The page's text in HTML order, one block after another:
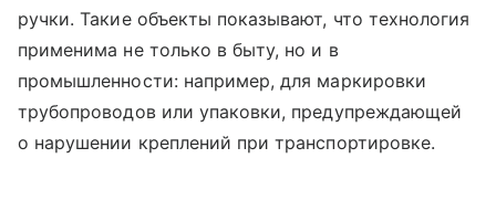
ручки. Такие объекты показывают, что технология
применима не только в быту, но и в
промышленности: например, для маркировки
трубопроводов или упаковки, предупреждающей
о нарушении креплений при транспортировке.